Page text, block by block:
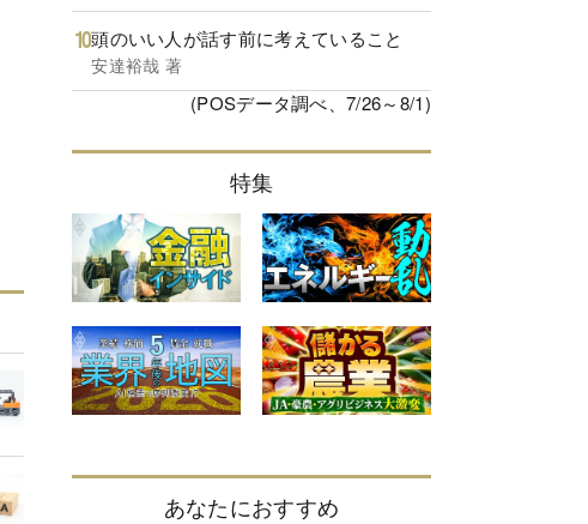
頭のいい人が話す前に考えていること
安達裕哉 著
(POSデータ調べ、7/26～8/1)
特集
あなたにおすすめ